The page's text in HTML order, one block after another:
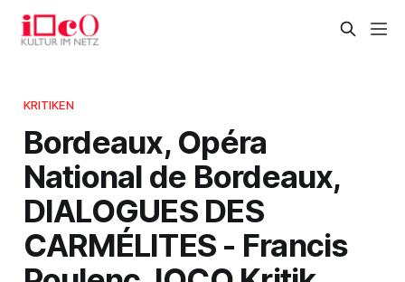
KRITIKEN
Bordeaux, Opéra
National de Bordeaux,
DIALOGUES DES
CARMÉLITES - Francis